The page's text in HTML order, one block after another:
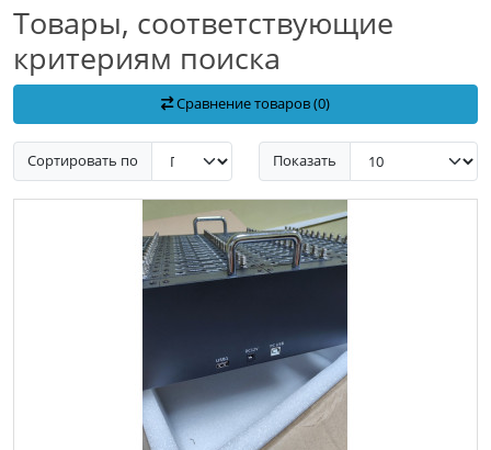
Товары, соответствующие
критериям поиска
Сравнение товаров (0)
Сортировать по Показать